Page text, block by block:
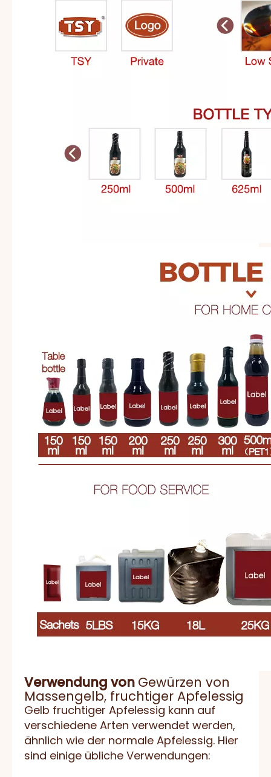
Verwendung von Gewürzen von
Massengelb, fruchtiger Apfelessig
Gelb fruchtiger Apfelessig kann auf
verschiedene Arten verwendet werden,
ähnlich wie der normale Apfelessig. Hier
sind einige übliche Verwendungen: